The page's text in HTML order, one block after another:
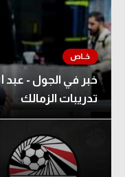
خبر في الجول - عبد
تدريبات الزمالك